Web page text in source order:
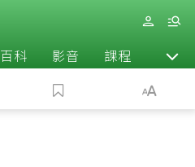
百科 影音 課程 退休